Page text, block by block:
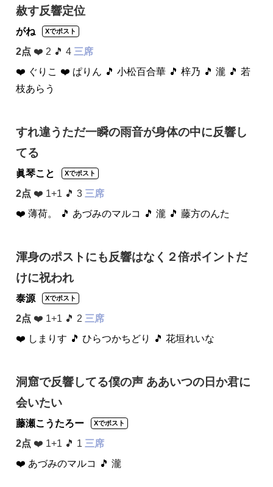
赦す反響定位
がね Xでポスト
2点 ❤️ 2 🎵 4 三席
❤️ ぐりこ ❤️ ぱりん 🎵 小松百合華 🎵 梓乃 🎵 瀧 🎵 若
枝あらう
すれ違うただ一瞬の雨音が身体の中に反響し
てる
眞琴こと Xでポスト
2点 ❤️ 1+1 🎵 3 三席
❤️ 薄荷。
🎵 あづみのマルコ 🎵 瀧 🎵 藤方のんた
渾身のポストにも反響はなく２倍ポイントだ
けに祝われ
泰源 Xでポスト
2点 ❤️ 1+1 🎵 2 三席
❤️ しまりす 🎵 ひらつかちどり 🎵 花垣れいな
洞窟で反響してる僕の声 ああいつの日か君に
会いたい
藤瀬こうたろー Xでポスト
2点 ❤️ 1+1 🎵 1 三席
❤️ あづみのマルコ
🎵 瀧